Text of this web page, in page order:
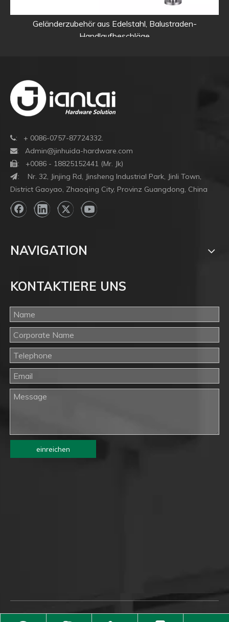
Geländerzubehör aus Edelstahl, Balustraden-
Handlaufbeschläge
: + 0086-0757-87724332.
: Admin@jinhuida-hardware.com
: +0086 - 18825152441 (Mr. Jk)
: Nr. 32, Jinjing Rd, Jinsheng Industrial Park, Jinli Town,
District Gaoyao, Zhaoqing City, Provinz Guangdong, China
NAVIGATION
KONTAKTIERE UNS
einreichen
Copyright © 2021 Jianlai Hardware (HK) Co., Ltd.. Alle Rechte